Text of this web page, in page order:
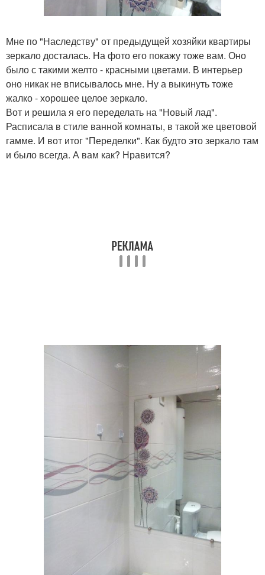
Мне по "Наследству" от предыдущей хозяйки квартиры
зеркало досталась. На фото его покажу тоже вам. Оно
было с такими желто - красными цветами. В интерьер
оно никак не вписывалось мне. Ну а выкинуть тоже
жалко - хорошее целое зеркало.
Вот и решила я его переделать на "Новый лад".
Расписала в стиле ванной комнаты, в такой же цветовой
гамме. И вот итог "Переделки". Как будто это зеркало там
и было всегда. А вам как? Нравится?